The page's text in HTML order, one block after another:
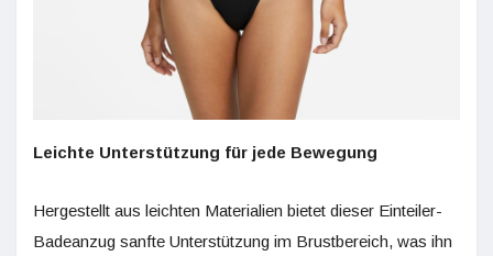
Leichte Unterstützung für jede Bewegung
Hergestellt aus leichten Materialien bietet dieser Einteiler-
Badeanzug sanfte Unterstützung im Brustbereich, was ihn